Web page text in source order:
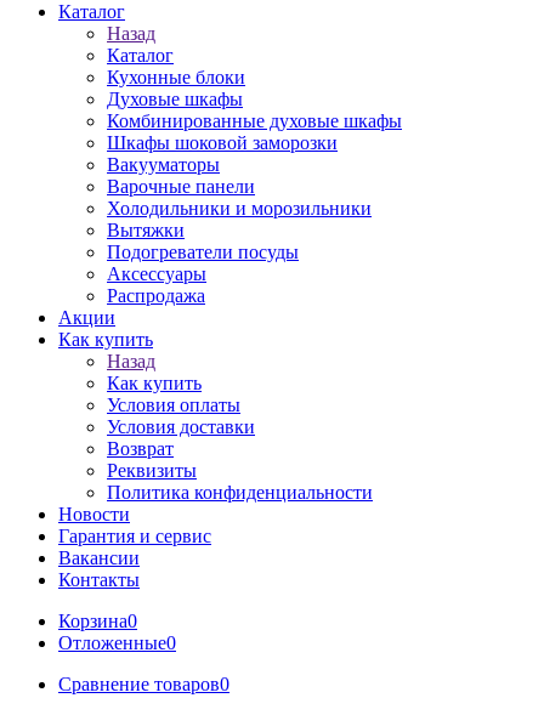
Каталог
Назад
Каталог
Кухонные блоки
Духовые шкафы
Комбинированные духовые шкафы
Шкафы шоковой заморозки
Вакууматоры
Варочные панели
Холодильники и морозильники
Вытяжки
Подогреватели посуды
Аксессуары
Распродажа
Акции
Как купить
Назад
Как купить
Условия оплаты
Условия доставки
Возврат
Реквизиты
Политика конфиденциальности
Новости
Гарантия и сервис
Вакансии
Контакты
Корзина0
Отложенные0
Сравнение товаров0